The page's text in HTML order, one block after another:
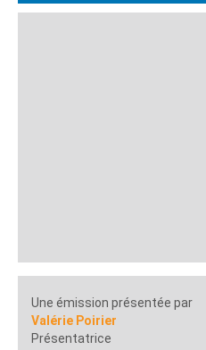
Une émission présentée par
Valérie Poirier
Présentatrice